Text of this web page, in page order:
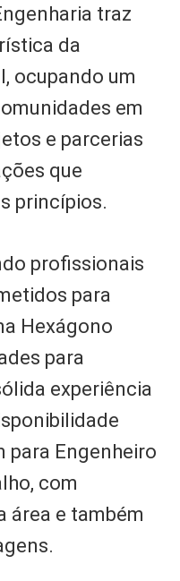
traz
da
ocupando um
em
e parcerias
que
princípios.
profissionais
para
Hexágono
para
experiência
para Engenheiro
com
área e também